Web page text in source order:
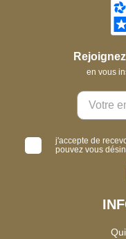
en vous
j'accepte de
pouvez vous